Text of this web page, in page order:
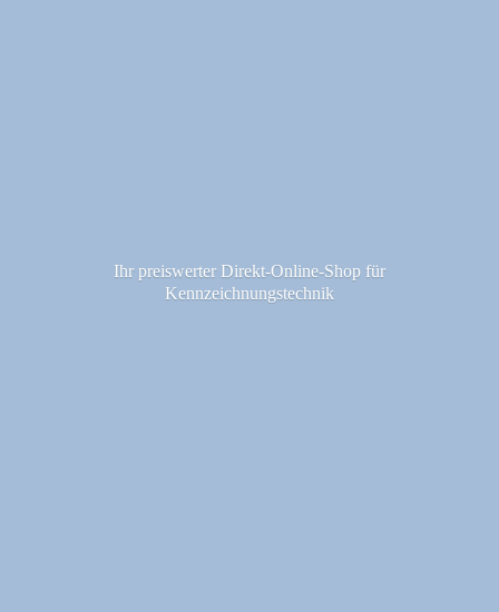
Ihr preiswerter Direkt-Online-Shop für
Kennzeichnungstechnik